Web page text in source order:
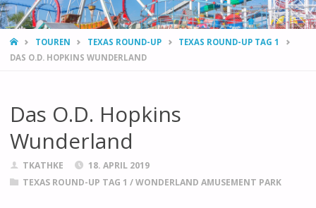
HOMETOUREN TEXAS ROUND-UP
TEXAS ROUND-UP TAG 1
DAS O.D. HOPKINS WUNDERLAND
Das O.D. Hopkins
Wunderland
TKATHKE
18. APRIL 2019
TEXAS ROUND-UP TAG 1 /WONDERLAND AMUSEMENT PARK